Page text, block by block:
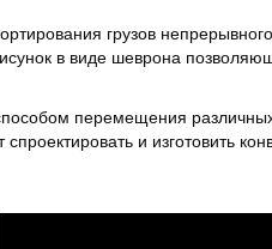
грузов
в виде шеврона
перемещения различных
и изготовить